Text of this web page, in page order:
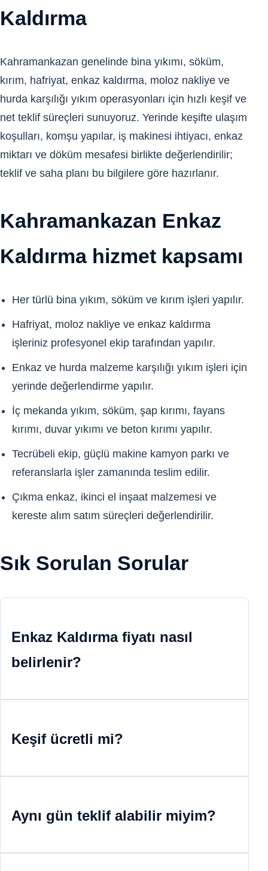
Kaldırma
Kahramankazan genelinde bina yıkımı, söküm,
kırım, hafriyat, enkaz kaldırma, moloz nakliye ve
hurda karşılığı yıkım operasyonları için hızlı keşif ve
net teklif süreçleri sunuyoruz. Yerinde keşifte ulaşım
koşulları, komşu yapılar, iş makinesi ihtiyacı, enkaz
miktarı ve döküm mesafesi birlikte değerlendirilir;
teklif ve saha planı bu bilgilere göre hazırlanır.
Kahramankazan Enkaz
Kaldırma hizmet kapsamı
Her türlü bina yıkım, söküm ve kırım işleri yapılır.
Hafriyat, moloz nakliye ve enkaz kaldırma
işleriniz profesyonel ekip tarafından yapılır.
Enkaz ve hurda malzeme karşılığı yıkım işleri için
yerinde değerlendirme yapılır.
İç mekanda yıkım, söküm, şap kırımı, fayans
kırımı, duvar yıkımı ve beton kırımı yapılır.
Tecrübeli ekip, güçlü makine kamyon parkı ve
referanslarla işler zamanında teslim edilir.
Çıkma enkaz, ikinci el inşaat malzemesi ve
kereste alım satım süreçleri değerlendirilir.
Sık Sorulan Sorular
Enkaz Kaldırma fiyatı nasıl
belirlenir?
Keşif ücretli mi?
Aynı gün teklif alabilir miyim?